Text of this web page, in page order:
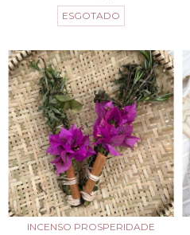
ESGOTADO
INCENSO PROSPERIDADE